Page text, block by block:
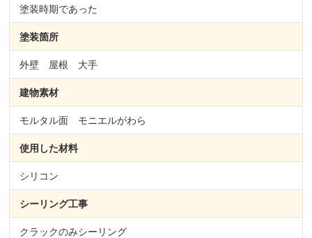
塗装時期であった
塗装箇所
外壁 屋根 大手
建物素材
モルタル面 モニエルがわら
使用した材料
シリコン
シーリング工事
クラックのみシーリング